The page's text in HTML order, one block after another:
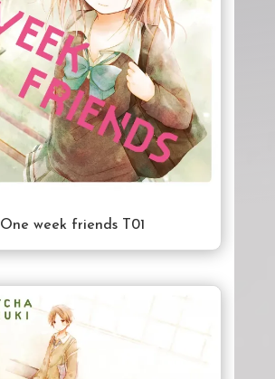
One week friends T01